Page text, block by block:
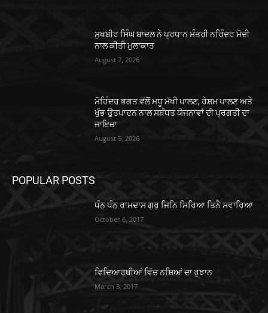
ਸੁਖਬੀਰ ਸਿੰਘ ਬਾਦਲ ਨੇ ਪ੍ਰਧਾਨ ਮੰਤਰੀ ਨਰਿੰਦਰ ਮੋਦੀ
ਨਾਲ ਕੀਤੀ ਮੁਲਾਕਾਤ
August 7, 2026
ਮੋਹਿੰਦਰ ਭਗਤ ਵੱਲੋਂ ਮਧੂ ਮੱਖੀ ਪਾਲਣ, ਰੇਸ਼ਮ ਪਾਲਣ ਅਤੇ
ਖੁੰਭ ਉਤਪਾਦਨ ਨਾਲ ਸਬੰਧਤ ਯੋਜਨਾਵਾਂ ਦੀ ਪ੍ਰਗਤੀ ਦਾ
ਜਾਇਜ਼ਾ
August 5, 2026
POPULAR POSTS
ਧੰਨੁ ਧੰਨੁ ਰਾਮਦਾਸ ਗੁਰੁ ਜਿਨਿ ਸਿਰਿਆ ਤਿਨੈ ਸਵਾਰਿਆ
October 6, 2017
ਵਿਦਿਆਰਥੀਆਂ ਵਿੱਚ ਨਸ਼ਿਆਂ ਦਾ ਰੁਝਾਨ
March 3, 2017